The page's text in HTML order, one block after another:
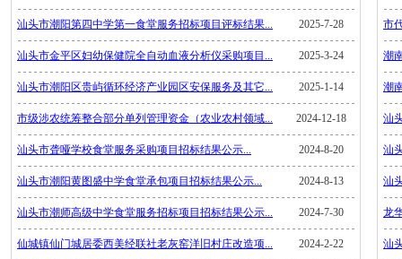
汕头市潮阳第四中学第一食堂服务招标项目评标结果... 2025-7-28
汕头市金平区妇幼保健院全自动血液分析仪采购项目... 2025-3-24
汕头市潮阳区贵屿循环经济产业园区安保服务及其它... 2025-1-14
市级涉农统筹整合部分单列管理资金（农业农村领域... 2024-12-18
汕头市聋哑学校食堂服务采购项目招标结果公示... 2024-8-20
汕头市潮阳黄图盛中学食堂承包项目招标结果公示... 2024-8-13
汕头市潮师高级中学食堂服务招标项目招标结果公示... 2024-7-30
仙城镇仙门城居委西美经联社老灰窑洋旧村庄改造项... 2024-2-22
市
潮
潮
汕
汕
汕
龙
汕